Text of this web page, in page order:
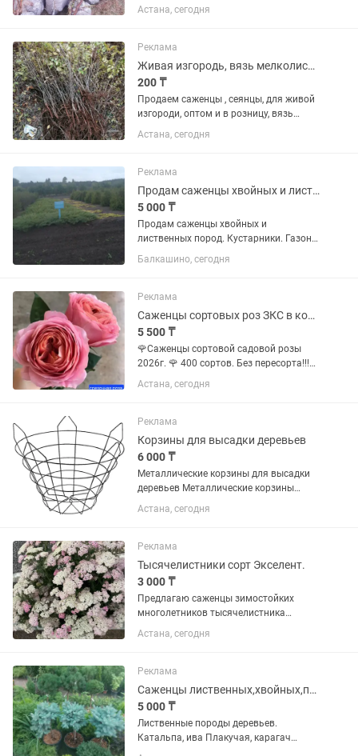
Астана, сегодня
Реклама
Живая изгородь, вязь мелколистный, Акация желтая
200 ₸
Продаем саженцы , сеянцы, для живой
изгороди, оптом и в розницу, вязь
мелколистный, карагач, смородина,
Акация желтая, хорошая
Астана, сегодня
Реклама
Продам саженцы хвойных и лиственных пород
5 000 ₸
Продам саженцы хвойных и
лиственных пород. Кустарники. Газон.
В продаже природные грунты. Делаем
посадку, даём гарантии,при своем
Балкашино, сегодня
Реклама
Саженцы сортовых роз ЗКС в контейнере
5 500 ₸
🌹Саженцы сортовой садовой розы
2026г. 🌹 400 сортов. Без пересорта!!!
Саженцы ЗКС -закрытая корневая
система. В контейнере и тебе 4литра.
флорибунда, плетистые, мускусные...
Астана, сегодня
Реклама
Корзины для высадки деревьев
6 000 ₸
Металлические корзины для высадки
деревьев Металлические корзины
предназначены для посадки и
пересадки деревьев и саженцев.
территорий, в питомниках и на
частных...
Астана, сегодня
Реклама
Тысячелистники сорт Экселент.
3 000 ₸
Предлагаю саженцы зимостойких
многолетников тысячелистника
Экселент (цветет от белого до
вишневого цвета). Растения не
два сорта тысячелистника Жемчужина
и...
Астана, сегодня
Реклама
Саженцы лиственных,хвойных,плодовых,злаки,кустарники.
5 000 ₸
Лиственные породы деревьев.
Катальпа, ива Плакучая, карагач
(вязь) тополь пирамидальный без